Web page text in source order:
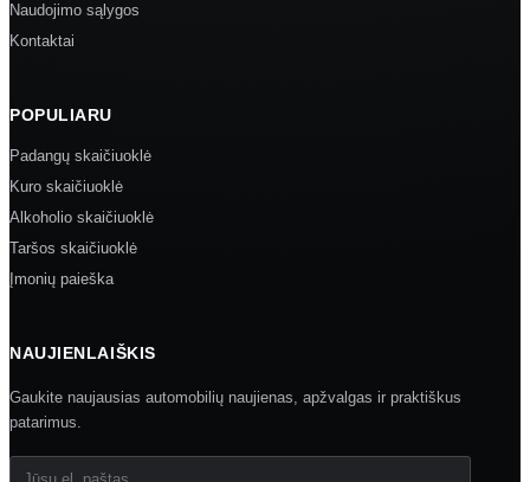
Naudojimo sąlygos
Kontaktai
POPULIARU
Padangų skaičiuoklė
Kuro skaičiuoklė
Alkoholio skaičiuoklė
Taršos skaičiuoklė
Įmonių paieška
NAUJIENLAIŠKIS
Gaukite naujausias automobilių naujienas, apžvalgas ir praktiškus
patarimus.
Jūsų el. paštas